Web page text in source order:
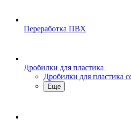
Переработка ПВХ
Дробилки для пластика
Дробилки для пластика
Еще